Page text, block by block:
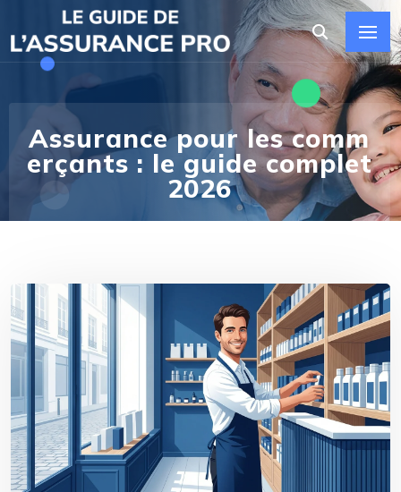
Assurance pour les comm
erçants : le guide complet
2026